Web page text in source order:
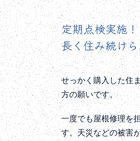
定期点検実施！
長く住み続け
せっかく購入した住
方の願いです。
一度でも屋根修理を
す。天災などの被害